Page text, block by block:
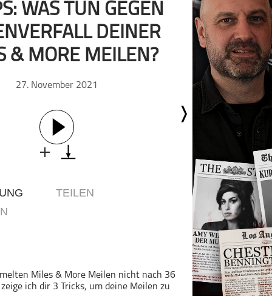
Fiktion
Freizeit
Geschichte
Gesellschaft
Haustiere
Heim & Garten
Hobbys & Interessen
Kinder & Familie
Persönliche Finanzen
Politik & Regierung
WAS TUN GEGEN
DEINER
& MORE MEILEN?
27. November 2021
TEILEN
Miles & More Meilen nicht nach 36
ich dir 3 Tricks, um deine Meilen zu